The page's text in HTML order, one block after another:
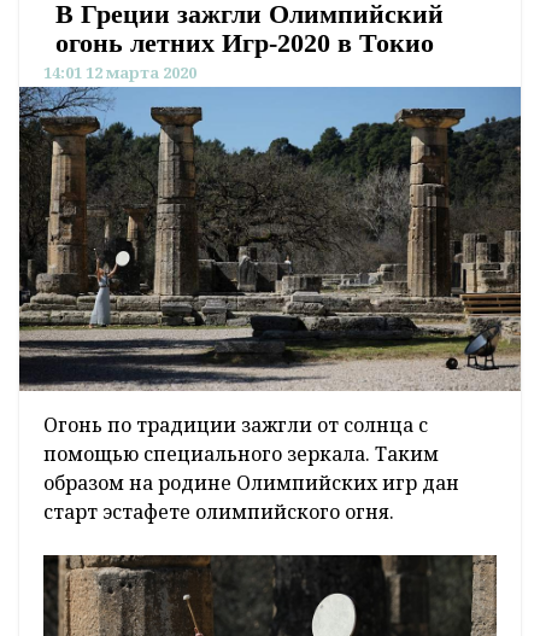
В Греции зажгли Олимпийский
огонь летних Игр-2020 в Токио
14:01 12 марта 2020
Огонь по традиции зажгли от солнца с
помощью специального зеркала. Таким
образом на родине Олимпийских игр дан
старт эстафете олимпийского огня.